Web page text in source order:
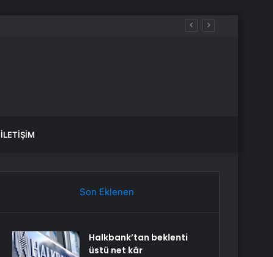
İLETIŞIM
Son Eklenen
Halkbank’tan beklenti
üstü net kâr